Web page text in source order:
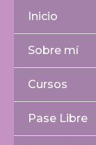
contenido
Inicio
Sobre mí
Cursos
Pase Libre
Buscar